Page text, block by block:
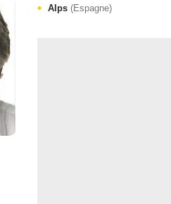
Alps (Espagne)